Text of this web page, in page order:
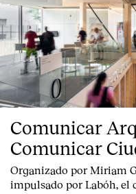
Comunicar
Comunicar
Organizado por Miriam
impulsado por Labóh,